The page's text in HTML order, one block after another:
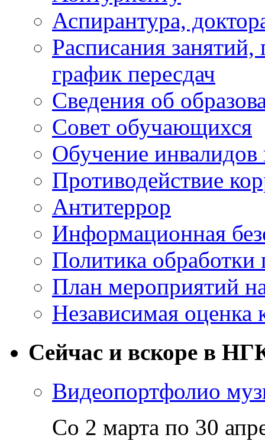
Аспирантура,
Расписания
график пересдач
Сведения об
Совет обучающихся
Обучение
Противодействие
Антитеррор
Информационная
Политика
План мероприятий
Независимая оценка
Сейчас и вскоре в
Видеопортфолио
Со 2 марта по 30